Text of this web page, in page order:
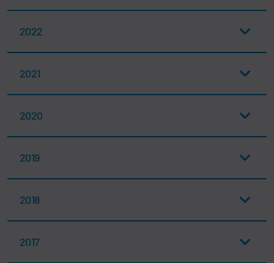
2022
2021
2020
2019
2018
2017